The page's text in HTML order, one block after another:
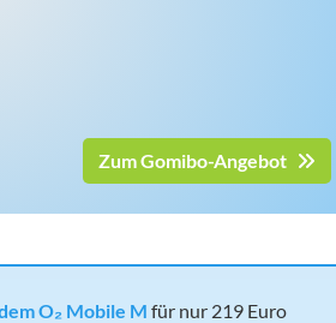
Zum Gomibo-Angebot
O₂ Mobile M für nur 219 Euro